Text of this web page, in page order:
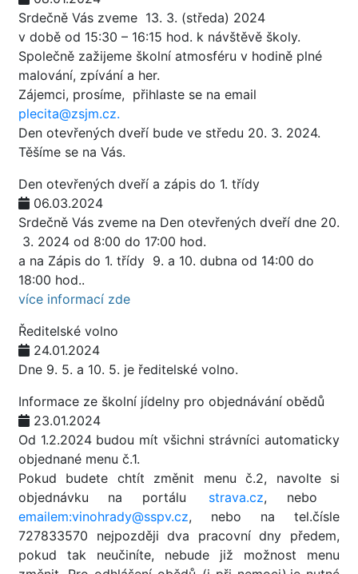
Srdečně Vás zveme 13. 3. (středa) 2024
v době od 15:30 – 16:15 hod. k návštěvě školy.
Společně zažijeme školní atmosféru v hodině plné
malování, zpívání a her.
Zájemci, prosíme, přihlaste se na email
plecita@zsjm.cz.
Den otevřených dveří bude ve středu 20. 3. 2024.
Těšíme se na Vás.
Den otevřených dveří a zápis do 1. třídy
06.03.2024
Srdečně Vás zveme na Den otevřených dveří dne 20.
3. 2024 od 8:00 do 17:00 hod.
a na Zápis do 1. třídy 9. a 10. dubna od 14:00 do
18:00 hod..
více informací zde
Ředitelské volno
24.01.2024
Dne 9. 5. a 10. 5. je ředitelské volno.
Informace ze školní jídelny pro objednávání obědů
23.01.2024
Od 1.2.2024 budou mít všichni strávníci automaticky
objednané menu č.1.
Pokud budete chtít změnit menu č.2, navolte si
objednávku na portálu
strava.cz, nebo
emailem:vinohrady@sspv.cz, nebo na tel.čísle
727833570 nejpozději dva pracovní dny předem,
pokud tak neučiníte, nebude již možnost menu